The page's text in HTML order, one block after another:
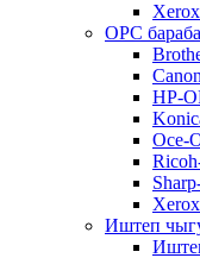
OPC
HP-
Oce-
Иштеп